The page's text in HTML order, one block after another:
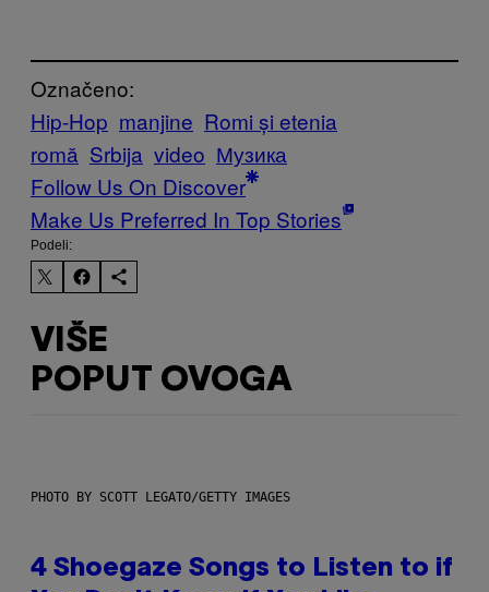
Označeno:
Hip-Hop manjine Romi și etenia
romă Srbija video Музика
Follow Us On Discover
Make Us Preferred In Top Stories
Podeli:
VIŠE
POPUT OVOGA
PHOTO BY SCOTT LEGATO/GETTY IMAGES
4 Shoegaze Songs to Listen to if